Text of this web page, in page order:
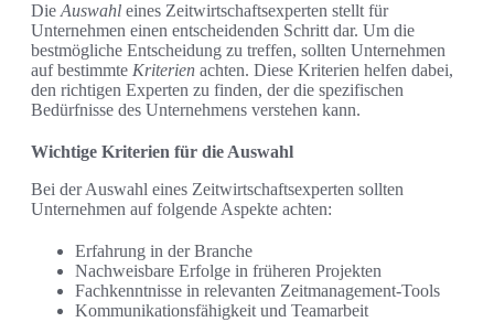
Die Auswahl eines Zeitwirtschaftsexperten stellt für
Unternehmen einen entscheidenden Schritt dar. Um die
bestmögliche Entscheidung zu treffen, sollten Unternehmen
auf bestimmte Kriterien achten. Diese Kriterien helfen dabei,
den richtigen Experten zu finden, der die spezifischen
Bedürfnisse des Unternehmens verstehen kann.
Wichtige Kriterien für die Auswahl
Bei der Auswahl eines Zeitwirtschaftsexperten sollten
Unternehmen auf folgende Aspekte achten:
Erfahrung in der Branche
Nachweisbare Erfolge in früheren Projekten
Fachkenntnisse in relevanten Zeitmanagement-Tools
Kommunikationsfähigkeit und Teamarbeit